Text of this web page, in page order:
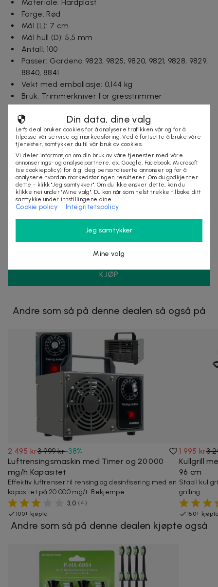
Materiale: Hardplast
Farge: Rød
Mål (L): 7 cm
Mål hull (D): 5,5 mm
Antall: 100
Passer: Gardena 9823, 9825, 9820, 9821, 9828, 9829,
8840, 8841
Vekt med emballasje: 0,144 kg
Bruk: Trimmerkniver for gresstrimmer
Opprinnelsesland: Kina
Garanti: Standardgaranti for fabrikasjonsfeil
Inkludert i pakken:
100 stk trimmerkniver
Leveringstid: 2-6 arbeidsdager
Selges av
:556905-5238
KJØP
Andre som så på denne dealen så også på
2 495 kr3 999 kr-38%
Luftrensingsmaskin med Timer og 20 000
mg/h Kapasitet
Effektiv luftrenser til rensing og desinfisering med en
kapasitet på 20.000 mg/t. Bekjempe...
3,0 (4)
100+ kjøpte
1 995 kr3
Kullgrill
96 cm
Stabil
grilling.
150+
Andre som så på denne dealen kjøpte også
Din data, dine valg
Let's deal bruker cookies for å analysere trafikken vår og for å
tilpasse vår service og markedsføring. Ved å fortsette å bruke våre
tjenester, samtykker du til vår bruk av cookies.
Vi deler informasjon om din bruk av våre tjenester med våre
annonserings- og analysepartnere, ex. Google, Facebook, Microsoft
(se cookiepolicy) for å gi deg personaliserte annonser og for å
analysere hvordan markedsføringen resulterer. Om du godkjenner
dette - klikk "Jeg samtykker". Om du ikke ønsker dette, kan du
klikke nei under "Mine valg". Du kan når som helst trekke tilbake ditt
samtykke under innstillingene dine.
Cookie policy Integritetspolicy
Jeg samtykker
Mine valg